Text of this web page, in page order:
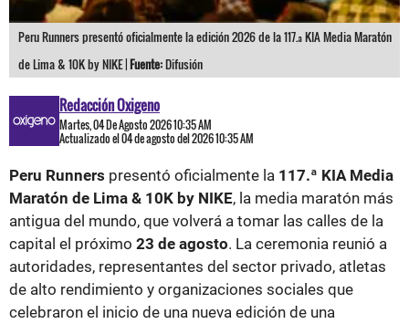
Peru Runners presentó oficialmente la edición 2026 de la 117.ª KIA Media Maratón
de Lima & 10K by NIKE |Fuente:Difusión
Redacción Oxigeno
Martes, 04 De Agosto 2026 10:35 AM
Actualizado el 04 de agosto del 2026 10:35 AM
Peru Runners presentó oficialmente la 117.ª KIA Media
Maratón de Lima & 10K by NIKE, la media maratón más
antigua del mundo, que volverá a tomar las calles de la
capital el próximo 23 de agosto. La ceremonia reunió a
autoridades, representantes del sector privado, atletas
de alto rendimiento y organizaciones sociales que
celebraron el inicio de una nueva edición de una